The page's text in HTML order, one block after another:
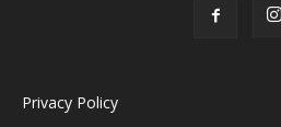
Privacy Policy